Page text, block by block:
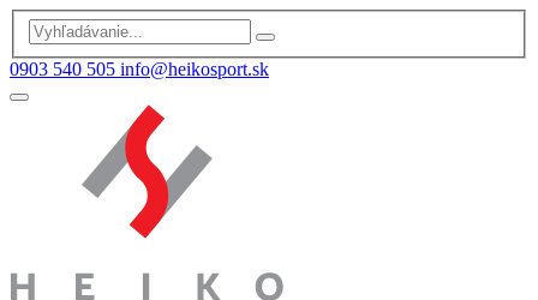
0903 540 505 info@heikosport.sk